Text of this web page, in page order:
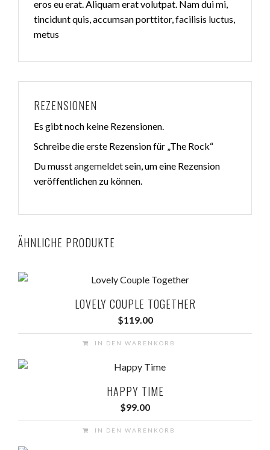
eros eu erat. Aliquam erat volutpat. Nam dui mi,
tincidunt quis, accumsan porttitor, facilisis luctus,
metus
REZENSIONEN
Es gibt noch keine Rezensionen.
Schreibe die erste Rezension für „The Rock“
Du musstangemeldetsein, um eine Rezension
veröffentlichen zu können.
ÄHNLICHE PRODUKTE
LOVELY COUPLE TOGETHER
$119.00
IN DEN WARENKORB
HAPPY TIME
$99.00
IN DEN WARENKORB